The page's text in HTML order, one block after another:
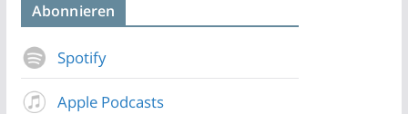
Abonnieren
Spotify
Apple Podcasts